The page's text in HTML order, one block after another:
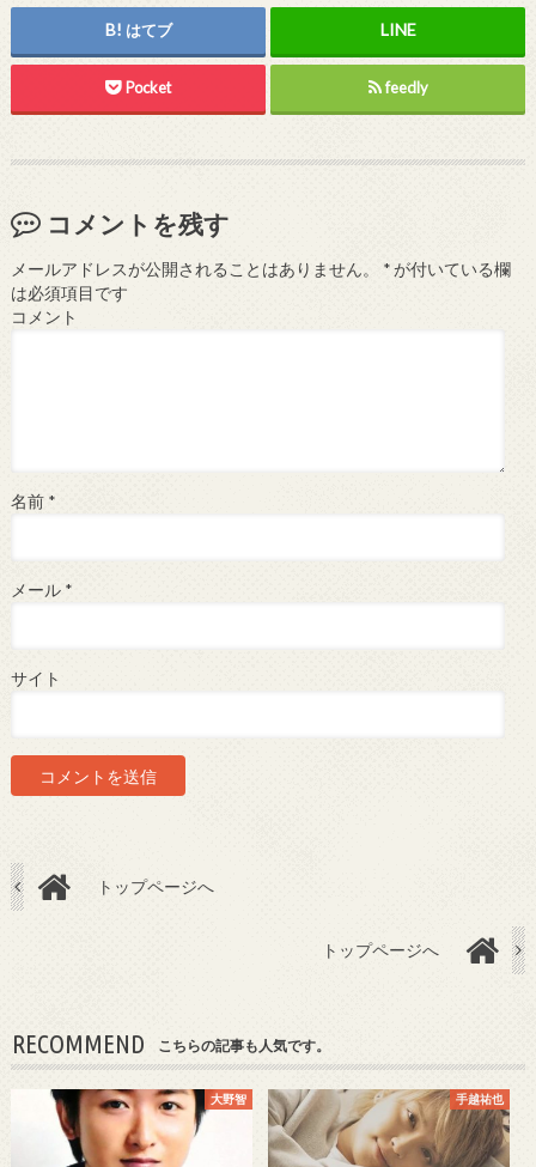
はてブ
Pocket feedly
コメントを残す
メールアドレスが公開されることはありません。 *が付いている欄
は必須項目です
コメント
名前 *
メール *
サイト
トップページへ
トップページへ
RECOMMEND こちらの記事も人気です。
大野智 手越祐也